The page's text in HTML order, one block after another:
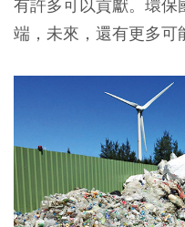
有許多可以貢獻。環保
端，未來，還有更多可